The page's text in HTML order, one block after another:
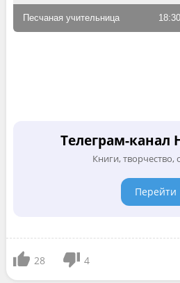
18:30
Песчаная учительница
Телеграм-канал
Книги, творчество,
Перейти
28 4